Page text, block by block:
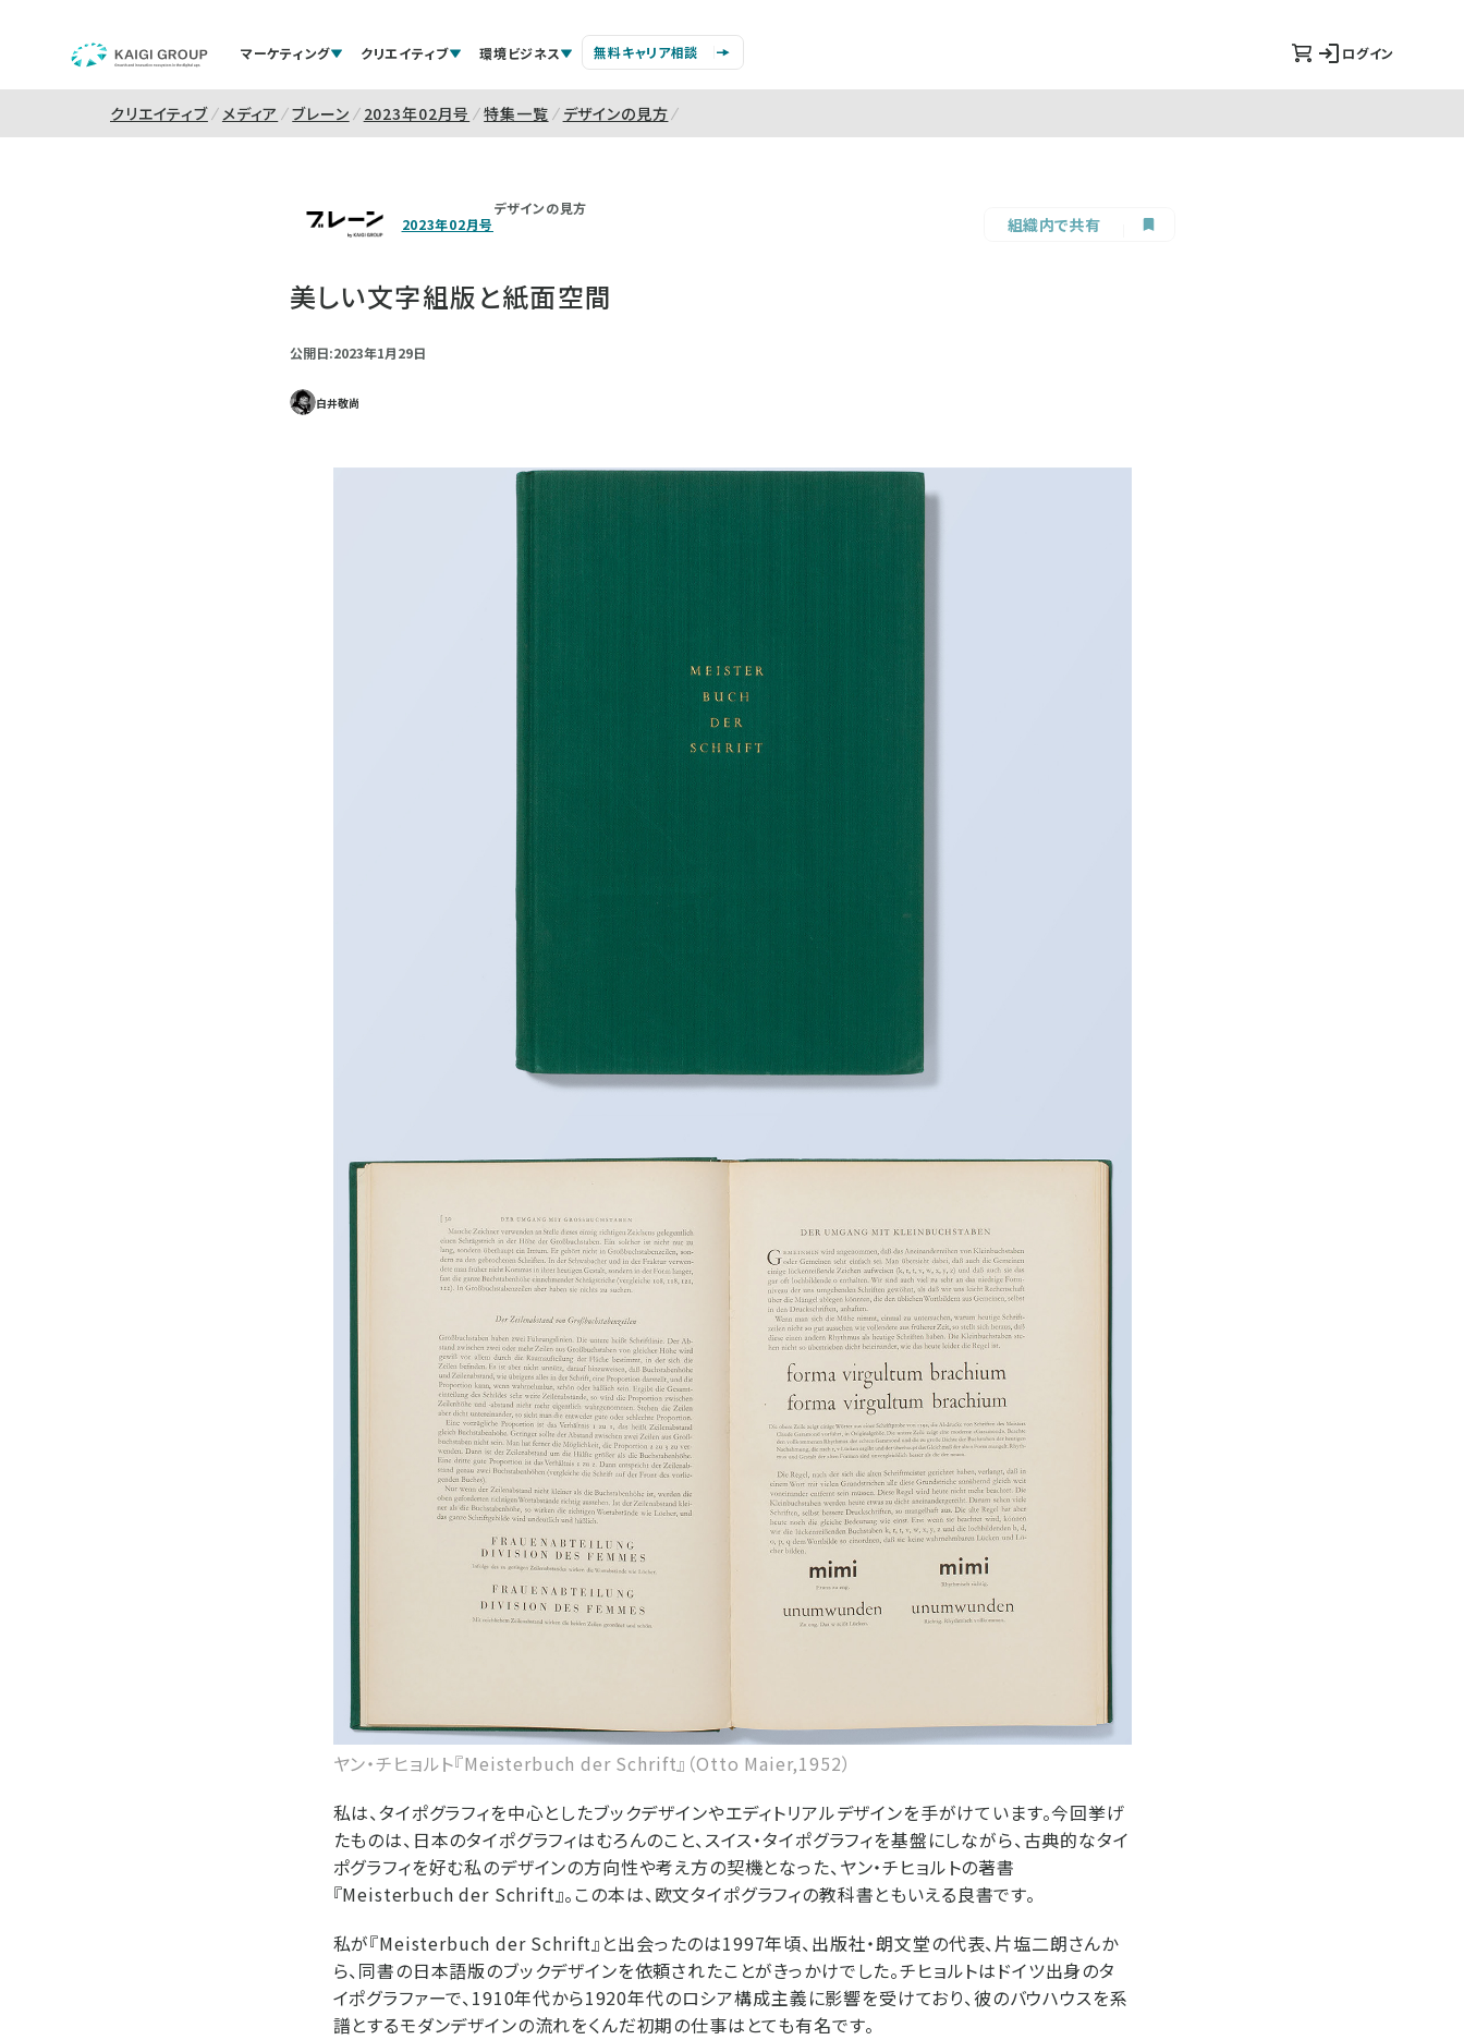
マーケティング クリエイティブ 環境ビジネス 無料キャリア相談 ログイン
クリエイティブ メディア ブレーン 2023年02月号 特集一覧 デザインの見方
2023年02月号
デザインの見方
組織内で共有
美しい文字組版と紙面空間
公開日:2023年1月29日
白井敬尚
ヤン・チヒョルト『Meisterbuch der Schrift』（Otto Maier,1952）
私は、タイポグラフィを中心としたブックデザインやエディトリアルデザインを手がけています。今回挙げ
たものは、日本のタイポグラフィはむろんのこと、スイス・タイポグラフィを基盤にしながら、古典的なタイ
ポグラフィを好む私のデザインの方向性や考え方の契機となった、ヤン・チヒョルトの著書
『Meisterbuch der Schrift』。この本は、欧文タイポグラフィの教科書ともいえる良書です。
私が『Meisterbuch der Schrift』と出会ったのは1997年頃、出版社・朗文堂の代表、片塩二朗さんか
ら、同書の日本語版のブックデザインを依頼されたことがきっかけでした。チヒョルトはドイツ出身のタ
イポグラファーで、1910年代から1920年代のロシア構成主義に影響を受けており、彼のバウハウスを系
譜とするモダンデザインの流れをくんだ初期の仕事はとても有名です。